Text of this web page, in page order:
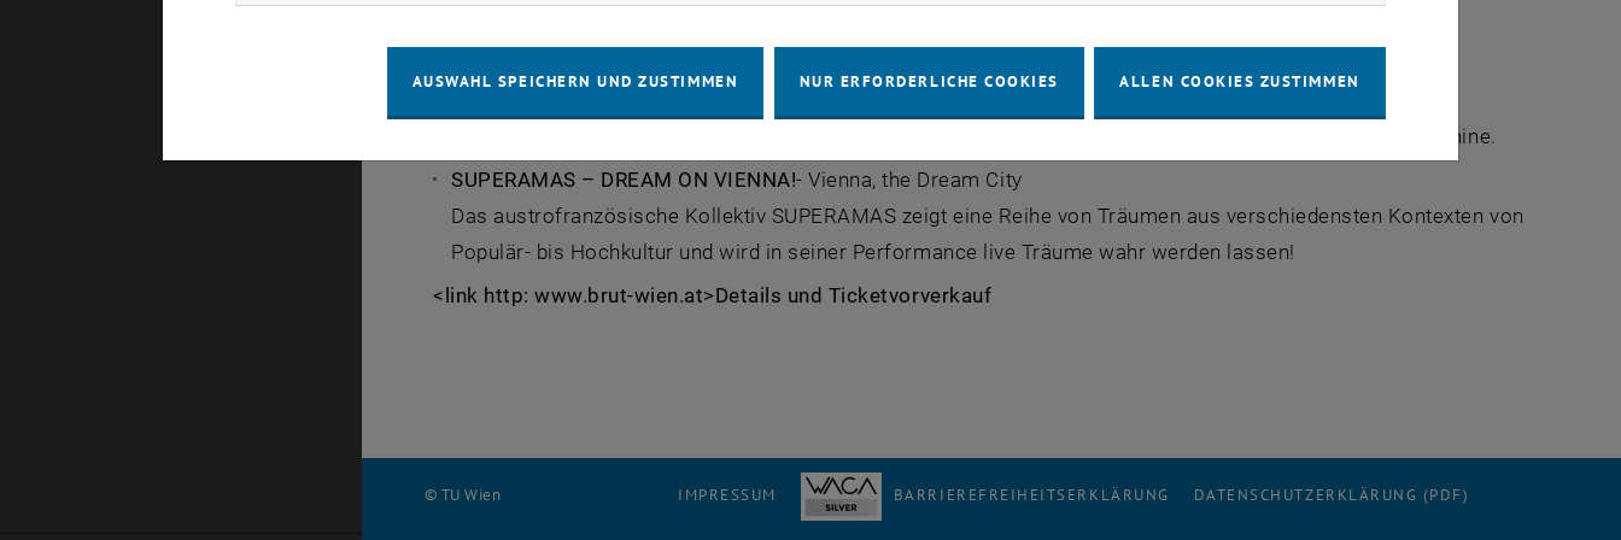
Programm an der TU Wien:
Snowflakes ist eine Schleudergang-Choreografie, eine Tanzmaschine, ein Nussknacker und eine Zeitmaschine.
SUPERAMAS – DREAM ON VIENNA!- Vienna, the Dream City
Das austrofranzösische Kollektiv SUPERAMAS zeigt eine Reihe von Träumen aus verschiedensten Kontexten von
Populär- bis Hochkultur und wird in seiner Performance live Träume wahr werden lassen!
<link http: www.brut-wien.at>Details und Ticketvorverkauf
© TU Wien IMPRESSUM BARRIEREFREIHEITSERKLÄRUNG DATENSCHUTZERKLÄRUNG (PDF)
AUSWAHL SPEICHERN UND ZUSTIMMEN NUR ERFORDERLICHE COOKIES ALLEN COOKIES ZUSTIMMEN